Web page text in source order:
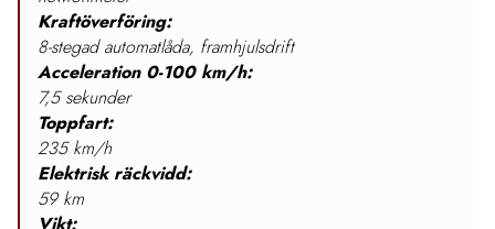
Kraftöverföring:
8-stegad automatlåda, framhjulsdrift
Acceleration 0-100 km/h:
7,5 sekunder
Toppfart:
235 km/h
Elektrisk räckvidd:
59 km